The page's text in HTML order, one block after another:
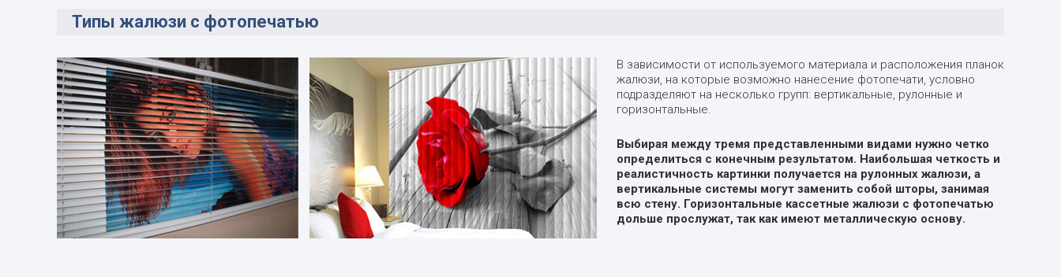
Типы жалюзи с фотопечатью
В зависимости от используемого материала и расположения планок
жалюзи, на которые возможно нанесение фотопечати, условно
подразделяют на несколько групп: вертикальные, рулонные и
горизонтальные.
Выбирая между тремя представленными видами нужно четко
определиться с конечным результатом. Наибольшая четкость и
реалистичность картинки получается на рулонных жалюзи, а
вертикальные системы могут заменить собой шторы, занимая
всю стену. Горизонтальные кассетные жалюзи с фотопечатью
дольше прослужат, так как имеют металлическую основу.